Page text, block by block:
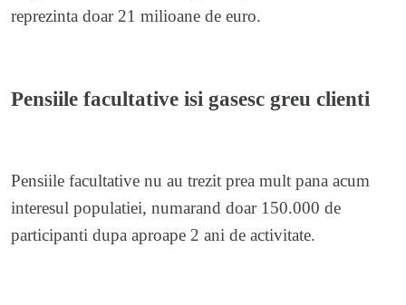
reprezinta doar 21 milioane de euro.
Pensiile facultative isi gasesc greu clienti
Pensiile facultative nu au trezit prea mult pana acum
interesul populatiei, numarand doar 150.000 de
participanti dupa aproape 2 ani de activitate.